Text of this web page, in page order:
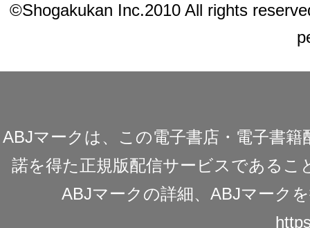
©Shogakukan Inc.2010 All rights
ABJマークは、この電子書店・電子書
諾を得た正規版配信サービスであるこ
ABJマークの詳細、ABJマーク